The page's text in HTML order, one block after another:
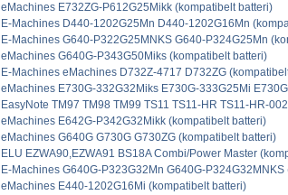
eMachines E732ZG-P612G25Mikk (kompatibelt batteri)
E-Machines D440-1202G25Mn D440-1202G16Mn
E-Machines G640-P322G25MNKS G640-P324G25Mn
eMachines G640G-P343G50Miks (kompatibelt batteri)
E-Machines eMachines D732Z-4717 D732ZG
eMachines E730G-332G32Miks E730G-333G25Mi
EasyNote TM97 TM98 TM99 TS11 TS11-HR TS11-HR-
eMachines E642G-P342G32Mikk (kompatibelt batteri)
eMachines G640G G730G G730ZG (kompatibelt batteri)
ELU EZWA90,EZWA91 BS18A Combi/Power Master
E-Machines G640G-P323G32Mn G640G-
eMachines E440-1202G16Mi (kompatibelt batteri)